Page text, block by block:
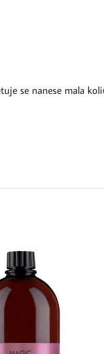
se nanese mala